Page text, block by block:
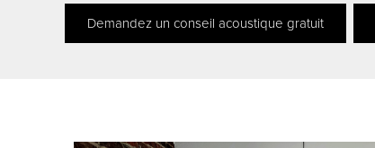
Demandez un conseil acoustique gratuit